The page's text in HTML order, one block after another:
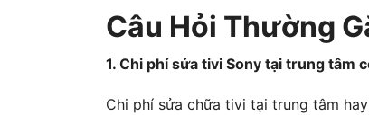
Câu Hỏi Thường
1. Chi phí sửa tivi Sony tại trung tâm
Chi phí sửa chữa tivi tại trung tâm